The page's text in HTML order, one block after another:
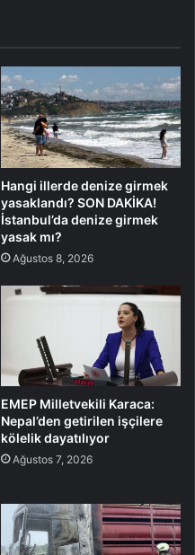
Hangi illerde denize girmek
yasaklandı? SON DAKİKA!
İstanbul’da denize girmek
yasak mı?
Ağustos 8, 2026
EMEP Milletvekili Karaca:
Nepal’den getirilen işçilere
kölelik dayatılıyor
Ağustos 7, 2026